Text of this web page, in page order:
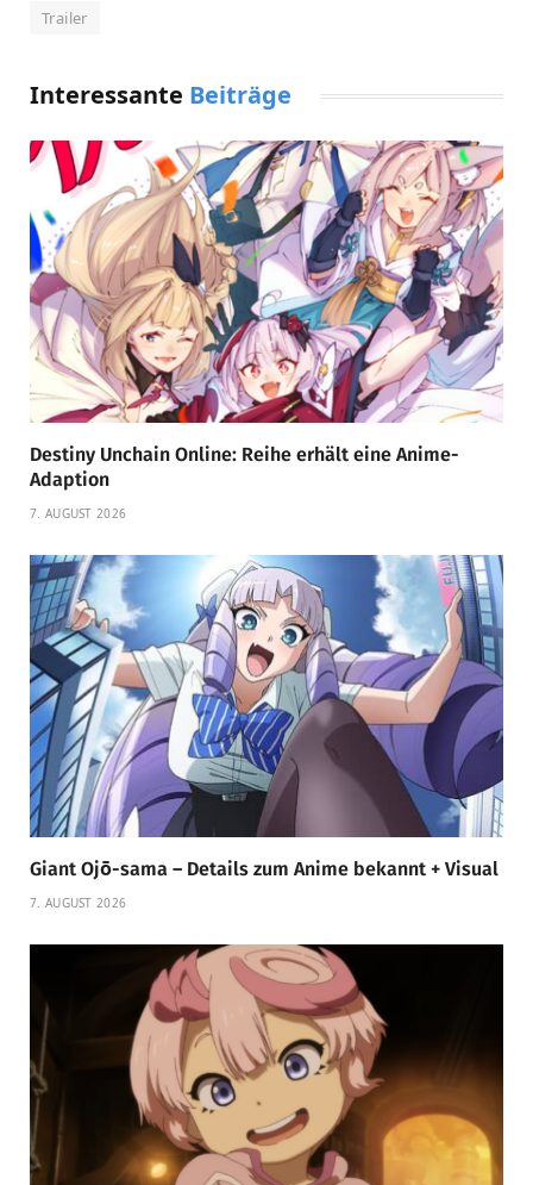
Trailer
Interessante Beiträge
Destiny Unchain Online: Reihe erhält eine Anime-
Adaption
7. AUGUST 2026
Giant Ojō-sama – Details zum Anime bekannt + Visual
7. AUGUST 2026